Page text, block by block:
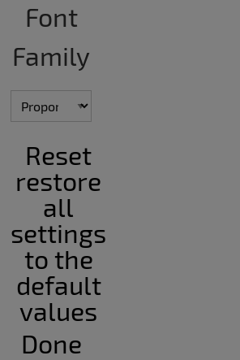
Font
Family
Reset
restore
all
settings
to the
default
values
Done